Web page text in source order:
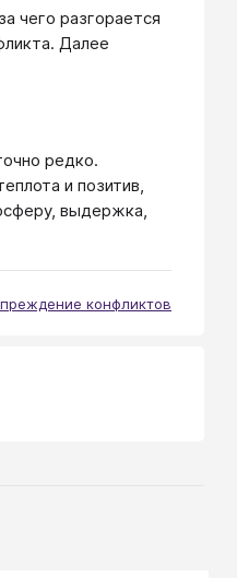
чего разгорается
Далее
редко.
и позитив,
выдержка,
конфликтов